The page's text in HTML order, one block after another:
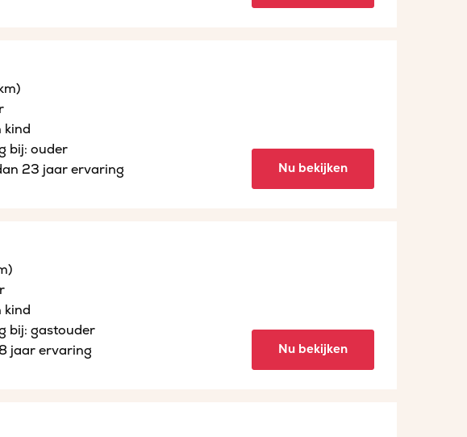
kind
bij: ouder
23 jaar ervaring
Nu bekijken
kind
bij: gastouder
jaar ervaring
Nu bekijken